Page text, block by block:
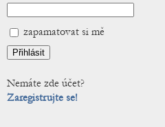
zapamatovat si mě
Nemáte zde účet?
Zaregistrujte se!